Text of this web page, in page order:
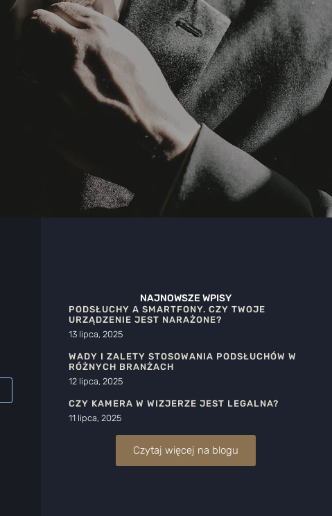
NAJNOWSZE WPISY
PODSŁUCHY A SMARTFONY. CZY TWOJE
URZĄDZENIE JEST NARAŻONE?
13 lipca, 2025
WADY I ZALETY STOSOWANIA PODSŁUCHÓW W
RÓŻNYCH BRANŻACH
12 lipca, 2025
CZY KAMERA W WIZJERZE JEST LEGALNA?
11 lipca, 2025
Czytaj więcej na blogu